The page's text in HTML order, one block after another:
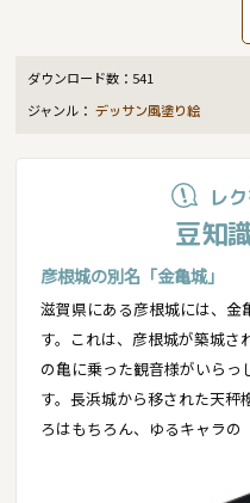
ダウンロード数： 541
ジャンル：デッサン風塗り絵
レ
豆知
彦根城の別名「金亀城」
滋賀県にある彦根城には、金
す。これは、彦根城が築城
の亀に乗った観音様がいら
す。長浜城から移された天秤
ろはもちろん、ゆるキャラの